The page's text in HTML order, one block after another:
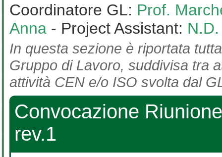
Coordinatore GL: Prof.
Anna - Project Assistant: N.D.
In questa sezione è riportata
Gruppo di Lavoro, suddivisa tra
attività CEN e/o ISO svolta dal
Convocazione
rev.1